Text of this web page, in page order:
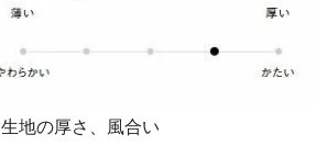
生地の厚さ、風合い